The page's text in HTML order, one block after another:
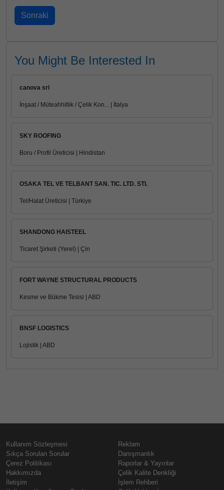
You Might Be Interested In
canova srl
İnşaat / Müteahhitlik / Çelik Kon... | İtalya
SKY ROOFING
Boru / Profil Üreticisi | Hindistan
OSAKA TEL VE TELBANT SAN. TIC. LTD. STI.
Tel/Halat Üreticisi | Türkiye
SHANDONG HAISTEEL
Ticaret Şirketi (Yerel) | Çin
FORT WAYNE STRUCTURAL PRODUCTS
Kesme ve Bükme Tesisi | ABD
BNSF LOGISTICS
Lojistik | ABD
Kullanım Sözleşmesi
Sıkça Sorulan Sorular
Çerez Politikası
Hakkımızda
İletişim
Reklam
Danışmanlık
Raporlar & Yayınlar
Çelik Kalite Denkliği
İşlem Rehberi